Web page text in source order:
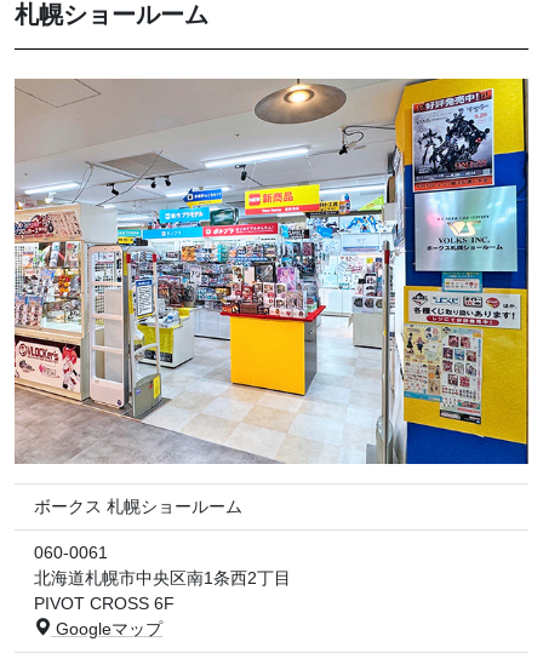
札幌ショールーム
ボークス 札幌ショールーム
060-0061
北海道札幌市中央区南1条西2丁目
PIVOT CROSS 6F
Googleマップ